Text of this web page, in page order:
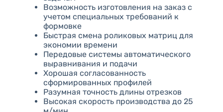
Возможность изготовления на заказ с
учетом специальных требований к
формовке
Быстрая смена роликовых матриц для
экономии времени
Передовые системы автоматического
выравнивания и подачи
Хорошая согласованность
сформированных профилей
Разумная точность длины отрезков
Высокая скорость производства до 25